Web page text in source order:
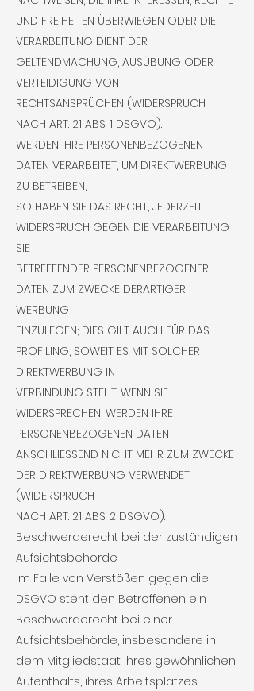
UND FREIHEITEN ÜBERWIEGEN ODER DIE
VERARBEITUNG DIENT DER
GELTENDMACHUNG, AUSÜBUNG ODER
VERTEIDIGUNG VON
RECHTSANSPRÜCHEN (WIDERSPRUCH
NACH ART. 21 ABS. 1 DSGVO).
WERDEN IHRE PERSONENBEZOGENEN
DATEN VERARBEITET, UM DIREKTWERBUNG
ZU BETREIBEN,
SO HABEN SIE DAS RECHT, JEDERZEIT
WIDERSPRUCH GEGEN DIE VERARBEITUNG
SIE
BETREFFENDER PERSONENBEZOGENER
DATEN ZUM ZWECKE DERARTIGER
WERBUNG
EINZULEGEN; DIES GILT AUCH FÜR DAS
PROFILING, SOWEIT ES MIT SOLCHER
DIREKTWERBUNG IN
VERBINDUNG STEHT. WENN SIE
WIDERSPRECHEN, WERDEN IHRE
PERSONENBEZOGENEN DATEN
ANSCHLIESSEND NICHT MEHR ZUM ZWECKE
DER DIREKTWERBUNG VERWENDET
(WIDERSPRUCH
NACH ART. 21 ABS. 2 DSGVO).
Beschwerderecht bei der zuständigen
Aufsichtsbehörde
Im Falle von Verstößen gegen die
DSGVO steht den Betroffenen ein
Beschwerderecht bei einer
Aufsichtsbehörde, insbesondere in
dem Mitgliedstaat ihres gewöhnlichen
Aufenthalts, ihres Arbeitsplatzes